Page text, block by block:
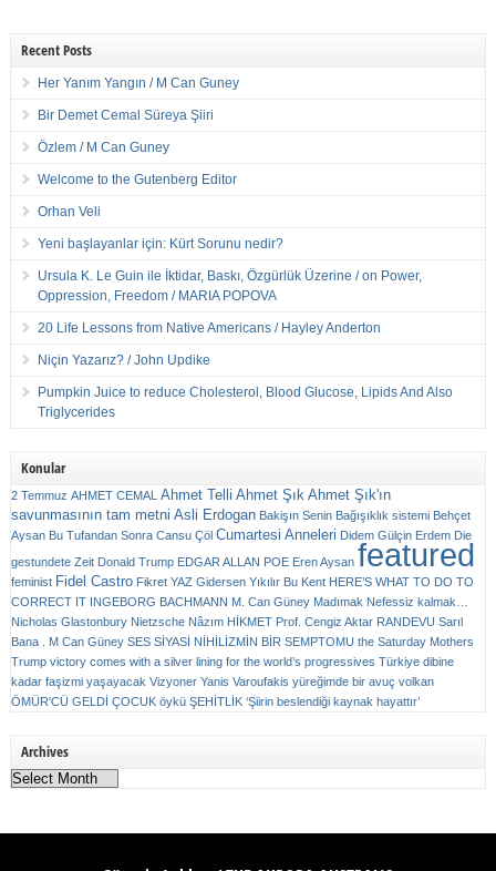
Recent Posts
Her Yanım Yangın / M Can Guney
Bir Demet Cemal Süreya Şiiri
Özlem / M Can Guney
Welcome to the Gutenberg Editor
Orhan Veli
Yeni başlayanlar için: Kürt Sorunu nedir?
Ursula K. Le Guin ile İktidar, Baskı, Özgürlük Üzerine / on Power,
Oppression, Freedom / MARIA POPOVA
20 Life Lessons from Native Americans / Hayley Anderton
Niçin Yazarız? / John Updike
Pumpkin Juice to reduce Cholesterol, Blood Glucose, Lipids And Also
Triglycerides
Konular
2 Temmuz AHMET CEMAL Ahmet Telli Ahmet Şık Ahmet Şık'ın
savunmasının tam metni Asli Erdogan Bakişın Senin Bağışıklık sistemi Behçet
Aysan Bu Tufandan Sonra Cansu Çöl Cumartesi Anneleri Didem Gülçin Erdem Die
gestundete Zeit Donald Trump EDGAR ALLAN POE Eren Aysan featured
feminist Fidel Castro Fikret YAZ Gidersen Yıkılır Bu Kent HERE’S WHAT TO DO TO
CORRECT IT INGEBORG BACHMANN M. Can Güney Madımak Nefessiz kalmak…
Nicholas Glastonbury Nietzsche Nâzım HİKMET Prof. Cengiz Aktar RANDEVU Sarıl
Bana . M Can Güney SES SİYASİ NİHİLİZMİN BİR SEMPTOMU the Saturday Mothers
Trump victory comes with a silver lining for the world’s progressives Türkiye dibine
kadar faşizmi yaşayacak Vizyoner Yanis Varoufakis yüreğimde bir avuç volkan
ÖMÜR'CÜ GELDİ ÇOCUK öykü ŞEHİTLİK ‘Şiirin beslendiği kaynak hayattır’
Archives
Archives